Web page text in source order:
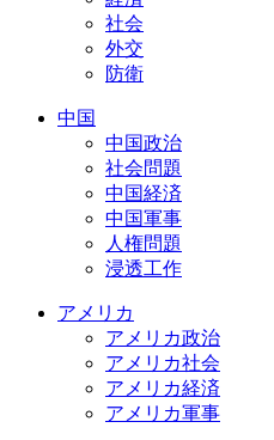
社会
外交
防衛
中国
中国政治
社会問題
中国経済
中国軍事
人権問題
浸透工作
アメリカ
アメリカ政治
アメリカ社会
アメリカ経済
アメリカ軍事